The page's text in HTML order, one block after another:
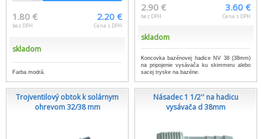
1.80 €
bez DPH
2.20 €
Cena s DPH
skladom
Farba modrá.
2.90 €
bez DPH
3.60 €
Cena s DPH
skladom
Koncovka bazénovej hadice NV 38 (38mm)
na pripojenie vysávača ku skimmeru alebo
sacej tryske na bazéne.
Trojventilový obtok k solárnym
ohrevom 32/38 mm
Násadec 1 1/2'' na hadicu
vysávača d 38mm